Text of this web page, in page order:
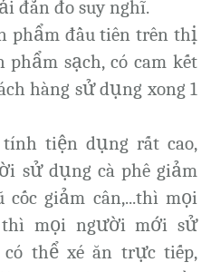
đắn đo suy nghĩ.
phẩm đầu tiên trên thị
sạch, có cam kết
hàng sử dụng xong 1
tính tiện dụng rất cao,
sử dụng cà phê giảm
cốc giảm cân,...thì mọi
mọi người mới sử
thể xé ăn trực tiếp,